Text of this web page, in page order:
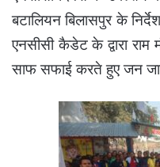
बटालियन बिलासपुर के
एनसीसी कैडेट के द्वारा राम
साफ सफाई करते हुए जन